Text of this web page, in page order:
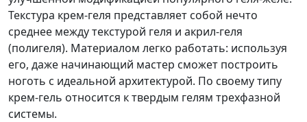
Текстура крем-геля представляет собой нечто
среднее между текстурой геля и акрил-геля
(полигеля). Материалом легко работать: используя
его, даже начинающий мастер сможет построить
ноготь с идеальной архитектурой. По своему типу
крем-гель относится к твердым гелям трехфазной
системы.